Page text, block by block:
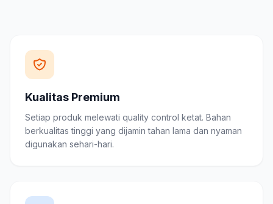
Kualitas Premium
Setiap produk melewati quality control ketat. Bahan
berkualitas tinggi yang dijamin tahan lama dan nyaman
digunakan sehari-hari.